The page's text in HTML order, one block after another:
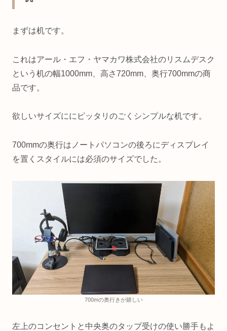
まずは机です。
これはアール・エフ・ヤマカワ株式会社のリスムデスク
という机の幅1000mm、高さ720mm、奥行700mmの商
品です。
欲しいサイズににピッタリのごくシンプルな机です。
700mmの奥行はノートパソコンの後ろにディスプレイ
を置くスタイルには必須のサイズでした。
700mの奥行きが嬉しい
左上のコンセントと中央奥のタップ受けの使い勝手もよ